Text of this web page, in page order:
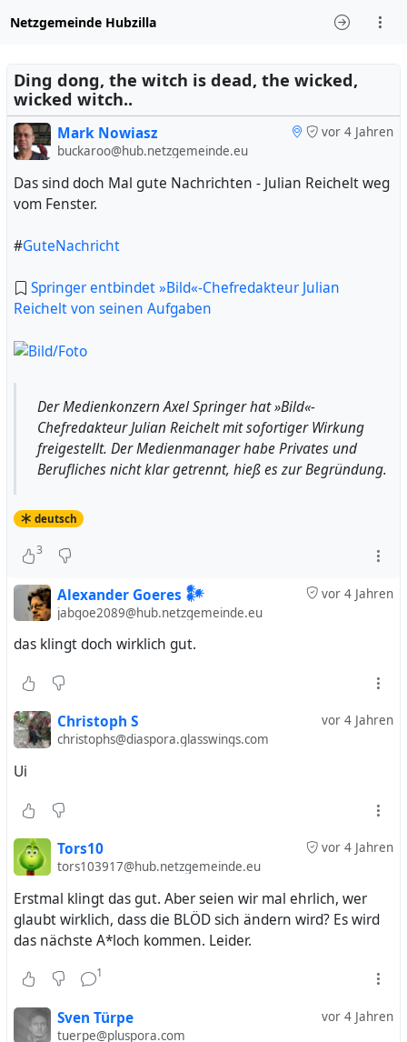
Netzgemeinde Hubzilla
Ding dong, the witch is dead, the wicked,
wicked witch..
vor 4 Jahren
Mark Nowiasz
buckaroo@hub.netzgemeinde.eu
Das sind doch Mal gute Nachrichten - Julian Reichelt weg
vom Fenster.
#GuteNachricht
Springer entbindet »Bild«-Chefredakteur Julian
Reichelt von seinen Aufgaben
Der Medienkonzern Axel Springer hat »Bild«-
Chefredakteur Julian Reichelt mit sofortiger Wirkung
freigestellt. Der Medienmanager habe Privates und
Berufliches nicht klar getrennt, hieß es zur Begründung.
deutsch
3
vor 4 Jahren
Alexander Goeres 𒀯
jabgoe2089@hub.netzgemeinde.eu
das klingt doch wirklich gut.
vor 4 Jahren
Christoph S
christophs@diaspora.glasswings.com
Ui
vor 4 Jahren
Tors10
tors103917@hub.netzgemeinde.eu
Erstmal klingt das gut. Aber seien wir mal ehrlich, wer
glaubt wirklich, dass die BLÖD sich ändern wird? Es wird
das nächste A*loch kommen. Leider.
1
vor 4 Jahren
Sven Türpe
tuerpe@pluspora.com